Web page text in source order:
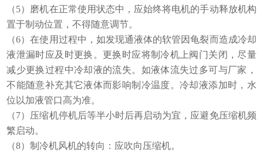
（5）磨机在正常使用状态中，应始终将电机的手动释放机构
置于制动位置，不得随意调节。
（6）在使用过程中，如发现通液体的软管因龟裂而造成冷却
液泄漏时应及时更换。更换时应将制冷机上阀门关闭，尽量
减少更换过程中冷却液的流失。如液体流失过多可与厂家，
不能随意补充其它液体而影响制冷温度。冷却液添加时，水
位以加液管口高为准。
（7）压缩机停机后等半小时后再启动为宜，应避免压缩机频
繁启动。
（8）制冷机风机的转向：应吹向压缩机。